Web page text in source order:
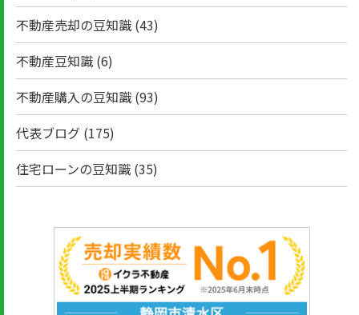
不動産売却の豆知識 (43)
不動産豆知識 (6)
不動産購入の豆知識 (93)
代表ブログ (175)
住宅ローンの豆知識 (35)